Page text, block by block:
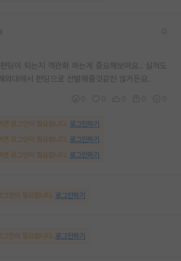
딩이 되는지 객관화 하는게 중요해보여요.. 실적도
외대에서 펀딩으로 선발해줄것같진 않거든요.
면 로그인이 필요합니다. 로그인하기
면 로그인이 필요합니다. 로그인하기
면 로그인이 필요합니다. 로그인하기
인이 필요합니다. 로그인하기
인이 필요합니다. 로그인하기